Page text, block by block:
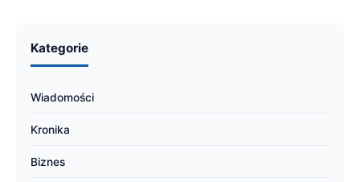
Kategorie
Wiadomości
Kronika
Biznes